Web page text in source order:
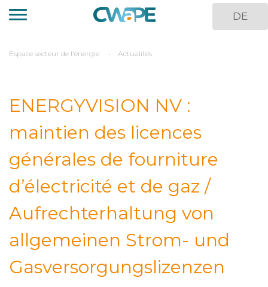
Aller
au
principal
DE
You
Espace secteur de l'énergie Actualités
ENERGYVISION NV :
maintien des licences
générales de fourniture
d’électricité et de gaz /
Aufrechterhaltung von
allgemeinen Strom- und
Gasversorgungslizenzen